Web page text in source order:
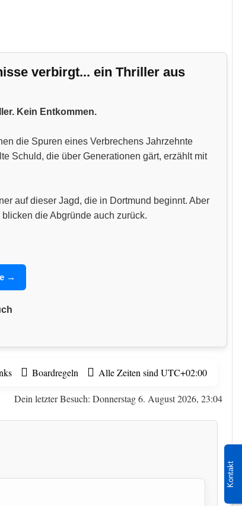
Kontakt
verbirgt... ein Thriller aus
Kein Entkommen.
die Spuren eines Verbrechens Jahrzehnte
Schuld, die über Generationen gärt, erzählt mit
auf dieser Jagd, die in Dortmund beginnt. Aber
die Abgründe auch zurück.
→
Boardregeln Alle Zeiten sindUTC+02:00
Dein letzter Besuch: Donnerstag 6. August 2026, 23:04